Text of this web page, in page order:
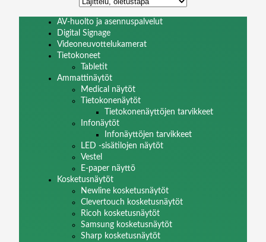
AV-huolto ja asennuspalvelut
Digital Signage
Videoneuvottelukamerat
Tietokoneet
Tabletit
Ammattinäytöt
Medical näytöt
Tietokonenäytöt
Tietokonenäyttöjen tarvikkeet
Infonäytöt
Infonäyttöjen tarvikkeet
LED -sisätilojen näytöt
Vestel
E-paper näyttö
Kosketusnäytöt
Newline kosketusnäytöt
Clevertouch kosketusnäytöt
Ricoh kosketusnäytöt
Samsung kosketusnäytöt
Sharp kosketusnäytöt